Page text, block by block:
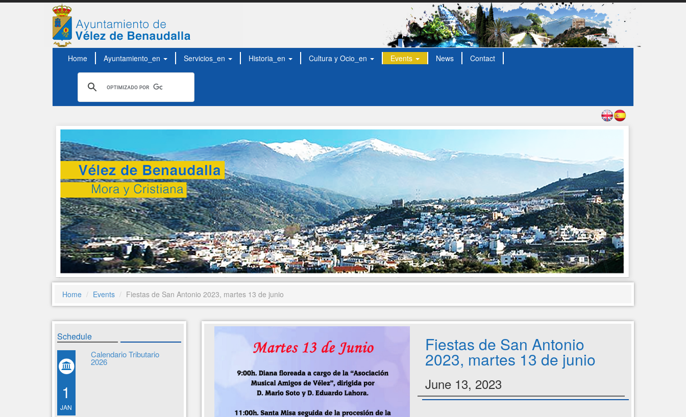
Home Ayuntamiento_en Servicios_en Historia_en Cultura y Ocio_en Events News Contact
Home Events Fiestas de San Antonio 2023, martes 13 de junio
Schedule
1
JAN
Calendario Tributario
2026
Fiestas de San Antonio
2023, martes 13 de junio
June 13, 2023